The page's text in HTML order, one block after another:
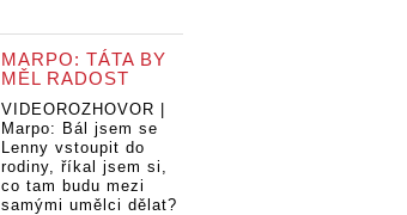
MARPO: TÁTA BY
MĚL RADOST
VIDEOROZHOVOR |
Marpo: Bál jsem se
Lenny vstoupit do
rodiny, říkal jsem si,
co tam budu mezi
samými umělci dělat?